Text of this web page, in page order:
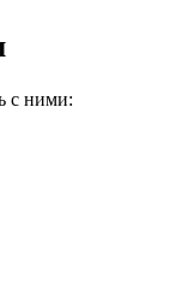
с ними: